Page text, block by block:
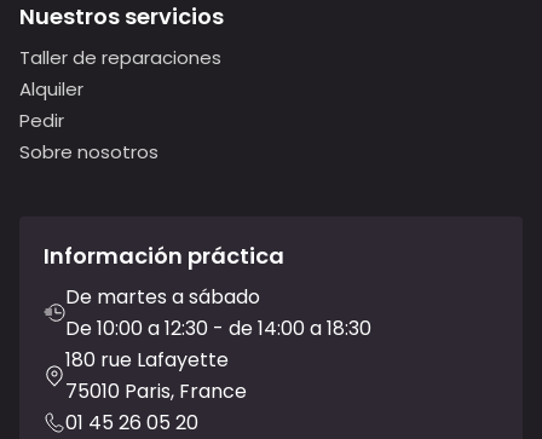
Nuestros servicios
Taller de reparaciones
Alquiler
Pedir
Sobre nosotros
Información práctica
De martes a sábado
De 10:00 a 12:30 - de 14:00 a 18:30
180 rue Lafayette
75010 Paris, France
01 45 26 05 20